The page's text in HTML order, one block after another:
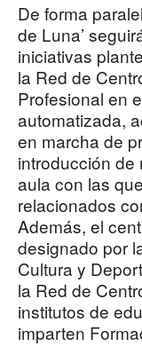
De forma
de Luna’
iniciativas
la Red de
Profesional en
automatizada,
en marcha de
introducción de
aula con las
relacionados
Además, el
designado por
Cultura y
la Red de
institutos de
imparten